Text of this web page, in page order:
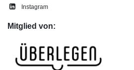
Instagram
Mitglied von: